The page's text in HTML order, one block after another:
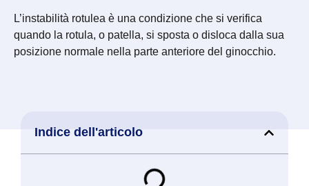
L’instabilità rotulea è una condizione che si verifica
quando la rotula, o patella, si sposta o disloca dalla sua
posizione normale nella parte anteriore del ginocchio.
Indice dell'articolo